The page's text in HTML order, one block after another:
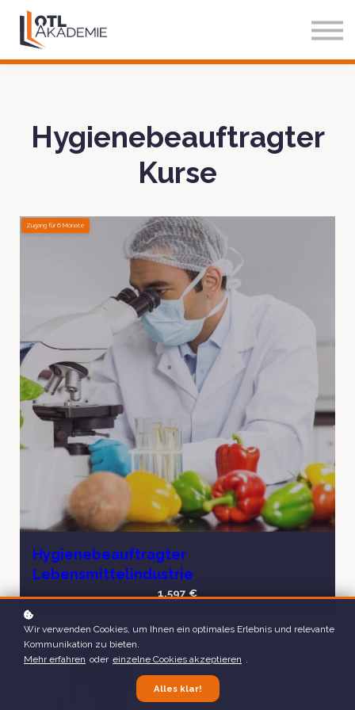
Hygienebeauftragter
Kurse
Zugang für 6 Monate
Hygienebeauftragter
Lebensmittelindustrie
1.597 €
Zugang für 6 Monate
Wir verwenden Cookies, um Ihnen ein optimales Erlebnis und relevante
Kommunikation zu bieten.
Mehr erfahren oder einzelne Cookies akzeptieren .
Alles klar!